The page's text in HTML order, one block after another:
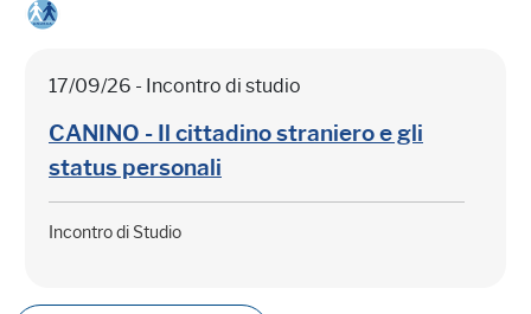
17/09/26 - Incontro di studio
CANINO - Il cittadino straniero e gli
status personali
Incontro di Studio